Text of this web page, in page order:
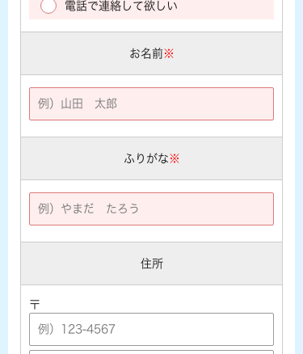
電話で連絡して欲しい
お名前※
ふりがな※
住所
〒